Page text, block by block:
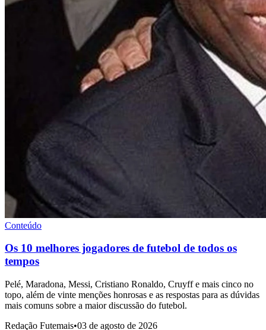
Conteúdo
Os 10 melhores jogadores de futebol de todos os
tempos
Pelé, Maradona, Messi, Cristiano Ronaldo, Cruyff e mais cinco no
topo, além de vinte menções honrosas e as respostas para as dúvidas
mais comuns sobre a maior discussão do futebol.
Redação Futemais•03 de agosto de 2026